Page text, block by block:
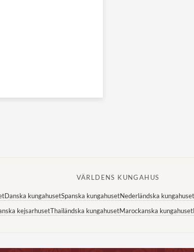
VÄRLDENS KUNGAHUS
Danska kungahusetSpanska kungahusetNederländska kungahuset
kejsarhusetThailändska kungahusetMarockanska kungahuset